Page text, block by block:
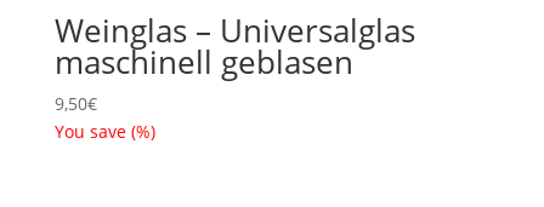
Weinglas – Universalglas
maschinell geblasen
9,50€
You save (%)